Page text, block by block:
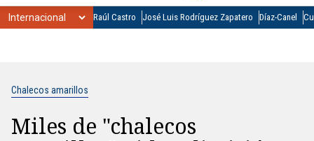
Raúl Castro José Luis Rodríguez Zapatero Díaz-Canel
Chalecos amarillos
Miles de "chalecos